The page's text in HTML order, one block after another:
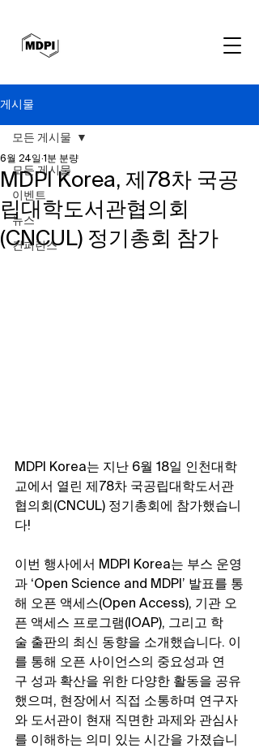
게시물
모든 게시물
이벤트
뉴스
컨퍼런스
모든 게시물
MDPI Korea, 제78차 국공
립대학도서관협의회
(CNCUL) 정기총회 참가
6월 24일 1분 분량
MDPI Korea는 지난 6월 18일 인천대학
교에서 열린 제78차 국공립대학도서관
협의회(CNCUL) 정기총회에 참가했습니
다!
이번 행사에서 MDPI Korea는 부스 운영
과 ‘Open Science and MDPI’ 발표를 통
해 오픈 액세스(Open Access), 기관 오
픈 액세스 프로그램(IOAP), 그리고 학
술 출판의 최신 동향을 소개했습니다. 이
를 통해 오픈 사이언스의 중요성과 연
구 성과 확산을 위한 다양한 활동을 공유
했으며, 현장에서 직접 소통하며 연구자
와 도서관이 현재 직면한 과제와 관심사
를 이해하는 의미 있는 시간을 가졌습니